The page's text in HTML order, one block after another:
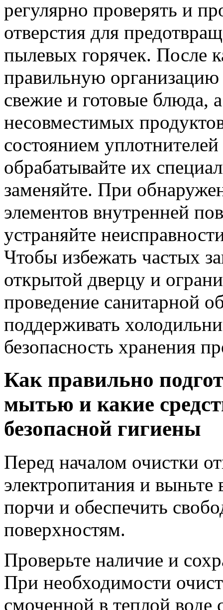
регулярно проверять и
отверстия для
пылевых горячек. После
правильную организацию
свежие и готовые блюда,
несовместимых
состоянием
обрабатывайте их
заменяйте. При
элементов внутренней
устраняйте
Чтобы избежать частых
открытой дверцу и
проведение санитарной
поддерживать
безопасность хранения
Как правильно
мытью и какие
безопасной гигиены
Перед началом очистки
электропитания и
порчи и обеспечить
поверхностям.
Проверьте наличие и
При необходимости
смоченной в теплой